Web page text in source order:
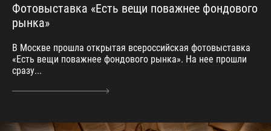
Фотовыставка «Есть вещи поважнее фондового
рынка»
В Москве прошла открытая всероссийская фотовыставка
«Есть вещи поважнее фондового рынка». На нее прошли
сразу...